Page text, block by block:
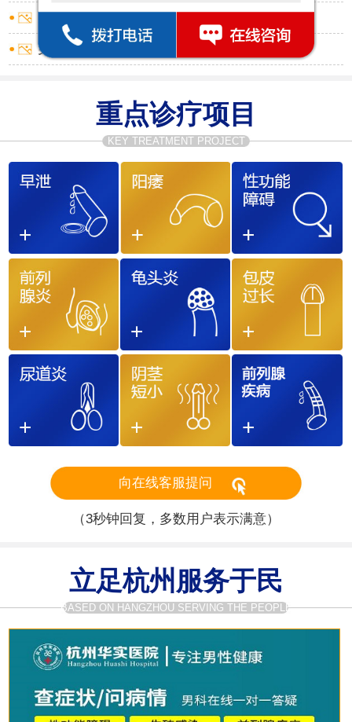
男性包皮过长有啥影响
男性包皮环切术应挂什么科
重点诊疗项目
KEY TREATMENT PROJECT
向在线客服提问
（3秒钟回复，多数用户表示满意）
立足杭州服务于民
BASED ON HANGZHOU SERVING THE PEOPLE